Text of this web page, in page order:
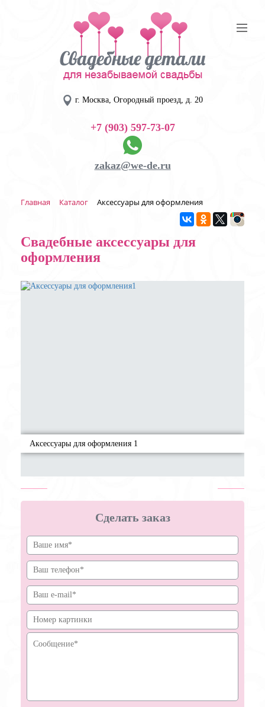
г. Москва, Огородный проезд, д. 20
+7 (903) 597-73-07
zakaz@we-de.ru
Главная Каталог Аксессуары для оформления
Свадебные аксессуары для
оформления
Аксессуары для оформления 1
Сделать заказ